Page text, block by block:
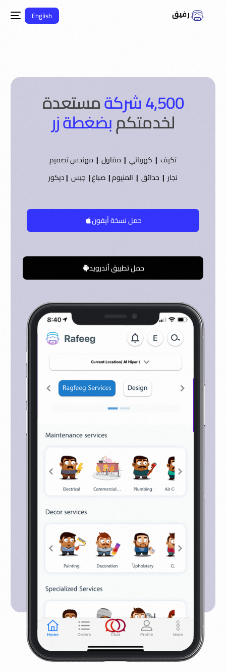
English
4,500 شركة مستعدة
لخدمتكمبضغطة زر
تكيف | كهربائي | مقاول | مهندس تصميم
نجار | حدائق | المنيوم| صباغ | جبس |ديكور
حمل نسخة أيفون
حمل تطبيق أندرويد